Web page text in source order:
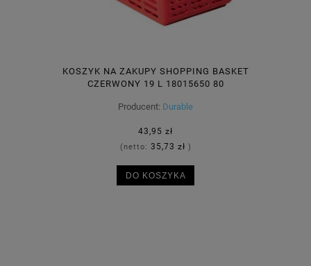
KOSZYK NA ZAKUPY SHOPPING BASKET
CZERWONY 19 L 18015650 80
Producent: Durable
43,95 zł
(netto: 35,73 zł )
DO KOSZYKA